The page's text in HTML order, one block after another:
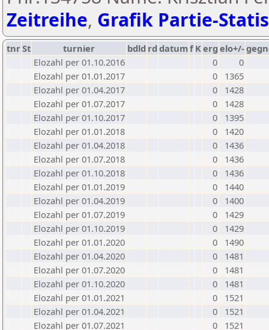
Zeitreihe, Grafik Partie-
tnrSt turnier bdld rd datumf Kerg elo+/-
Elozahl per 01.10.2016
0
0
Elozahl per 01.01.2017
0
1365
Elozahl per 01.04.2017
0
1428
Elozahl per 01.07.2017
0
1428
Elozahl per 01.10.2017
0
1395
Elozahl per 01.01.2018
0
1420
Elozahl per 01.04.2018
0
1436
Elozahl per 01.07.2018
0
1436
Elozahl per 01.10.2018
0
1436
Elozahl per 01.01.2019
0
1440
Elozahl per 01.04.2019
0
1400
Elozahl per 01.07.2019
0
1429
Elozahl per 01.10.2019
0
1429
Elozahl per 01.01.2020
0
1490
Elozahl per 01.04.2020
0
1481
Elozahl per 01.07.2020
0
1481
Elozahl per 01.10.2020
0
1481
Elozahl per 01.01.2021
0
1521
Elozahl per 01.04.2021
0
1521
Elozahl per 01.07.2021
0
1521